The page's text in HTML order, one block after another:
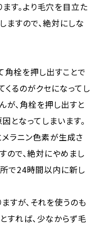
す。より毛穴を目立た
ますので、絶対にしな
角栓を押し出すことで
くるのがクセになってし
が、角栓を押し出すと
となってしまいます。
ラニン色素が生成さ
ので、絶対にやめまし
所で24時間以内に新し
すが、それを使うのも
すれば、少なからず毛